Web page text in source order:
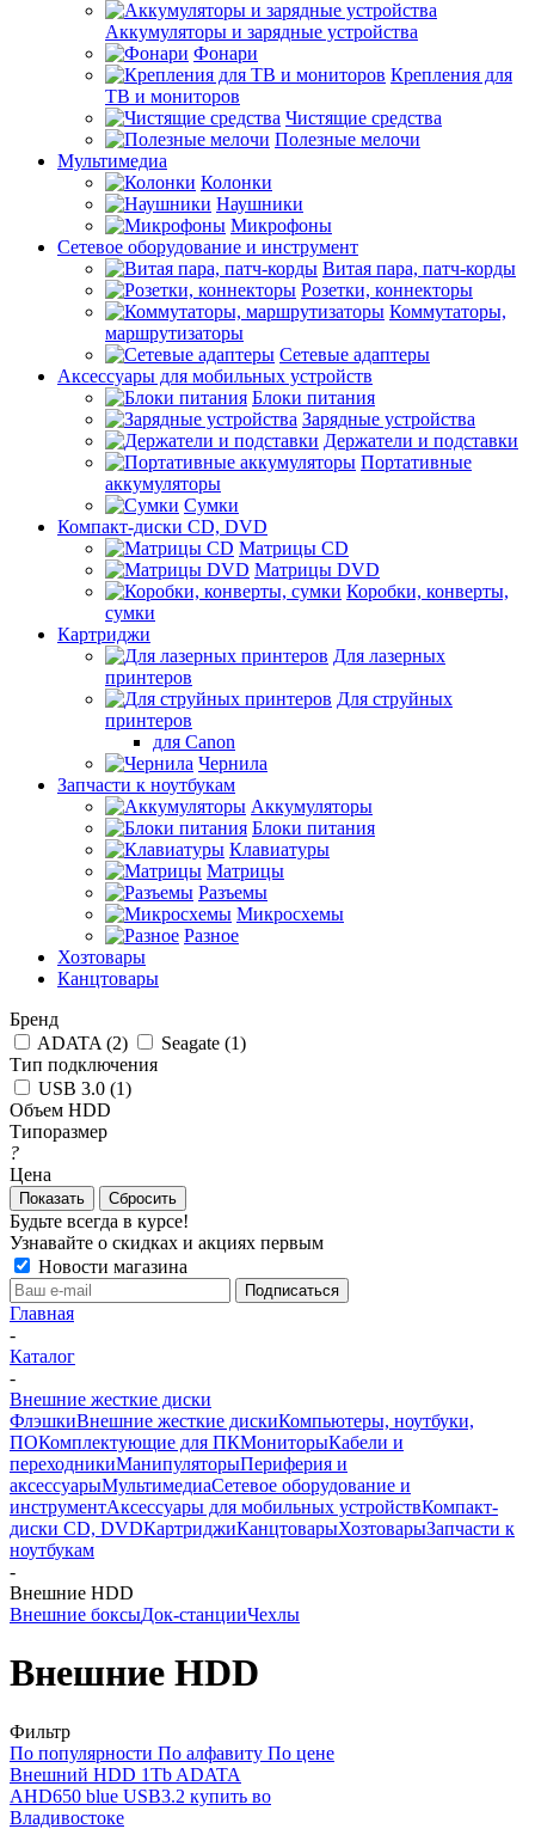
Аккумуляторы и зарядные устройства
Фонари
Крепления для
ТВ и мониторов
Чистящие средства
Полезные мелочи
Мультимедиа
Колонки
Наушники
Микрофоны
Сетевое оборудование и инструмент
Витая пара, патч-корды
Розетки, коннекторы
Коммутаторы,
маршрутизаторы
Сетевые адаптеры
Аксессуары для мобильных устройств
Блоки питания
Зарядные устройства
Держатели и подставки
Портативные
аккумуляторы
Сумки
Компакт-диски CD, DVD
Матрицы CD
Матрицы DVD
Коробки, конверты,
сумки
Картриджи
Для лазерных
принтеров
Для струйных
принтеров
для Canon
Чернила
Запчасти к ноутбукам
Аккумуляторы
Блоки питания
Клавиатуры
Матрицы
Разъемы
Микросхемы
Разное
Хозтовары
Канцтовары
Бренд
ADATA (2) Seagate (1)
Тип подключения
USB 3.0 (1)
Объем HDD
Типоразмер
?
Цена
Сбросить
Будьте всегда в курсе!
Узнавайте о скидках и акциях первым
Новости магазина
Главная
-
Каталог
-
Внешние жесткие диски
ФлэшкиВнешние жесткие дискиКомпьютеры, ноутбуки,
ПОКомплектующие для ПКМониторыКабели и
переходникиМанипуляторыПериферия и
аксессуарыМультимедиаСетевое оборудование и
инструментАксессуары для мобильных устройствКомпакт-
диски CD, DVDКартриджиКанцтоварыХозтоварыЗапчасти к
ноутбукам
-
Внешние HDD
Внешние боксыДок-станцииЧехлы
Внешние HDD
Фильтр
По популярности По алфавиту По цене
Внешний HDD 1Tb ADATA
AHD650 blue USB3.2 купить во
Владивостоке